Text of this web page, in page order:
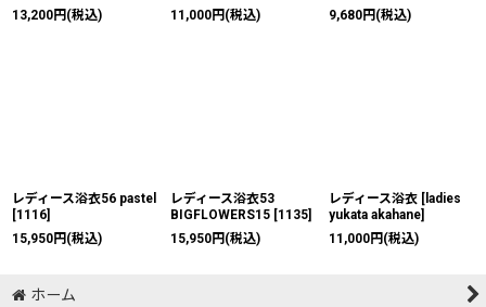
13,200円 (税込)
11,000円 (税込)
9,680円 (税込)
レディース浴衣56 pastel
[1116]
15,950円 (税込)
レディース浴衣53
BIGFLOWERS15 [1135]
15,950円 (税込)
レディース浴衣 [ladies
yukata akahane]
11,000円 (税込)
ホーム